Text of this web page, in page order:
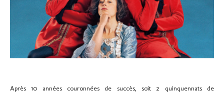
Après 10 années couronnées de succès, soit 2 quinquennats de